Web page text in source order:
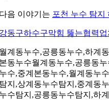
음 이야기는 포천 누수 탐지
동구하수구막힘 뚫는협력업
계동누수,공릉동누수,하계
동누수월계동누수,공릉동
수,중계본동누수,월계동누
지,상계동누수탐지,중계동
수탐지,공릉동누수탐지,하